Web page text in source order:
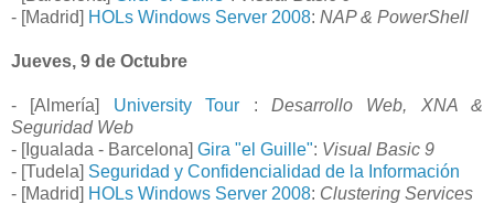
- [Madrid] HOLs Windows Server 2008: NAP & PowerShell
Jueves, 9 de Octubre
- [Almería] University Tour : Desarrollo Web, XNA &
Seguridad Web
- [Igualada - Barcelona] Gira "el Guille": Visual Basic 9
- [Tudela] Seguridad y Confidencialidad de la Información
- [Madrid] HOLs Windows Server 2008: Clustering Services